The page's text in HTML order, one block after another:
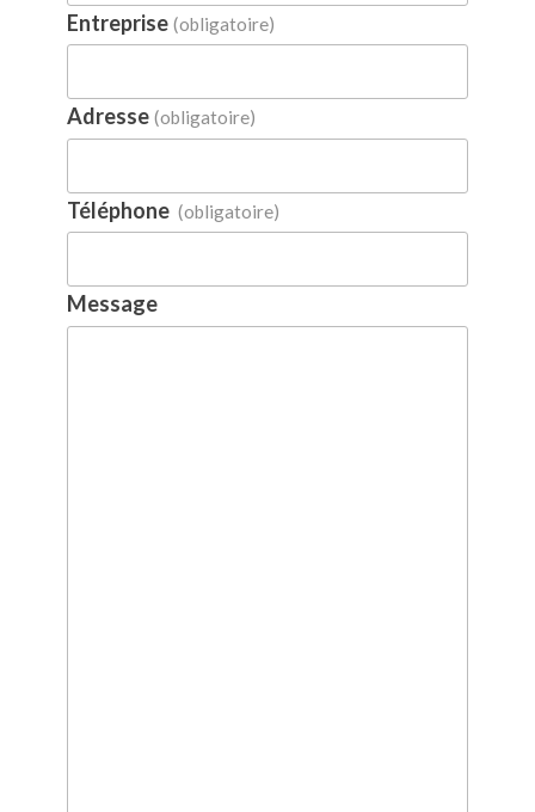
Entreprise (obligatoire)
Adresse (obligatoire)
Téléphone (obligatoire)
Message